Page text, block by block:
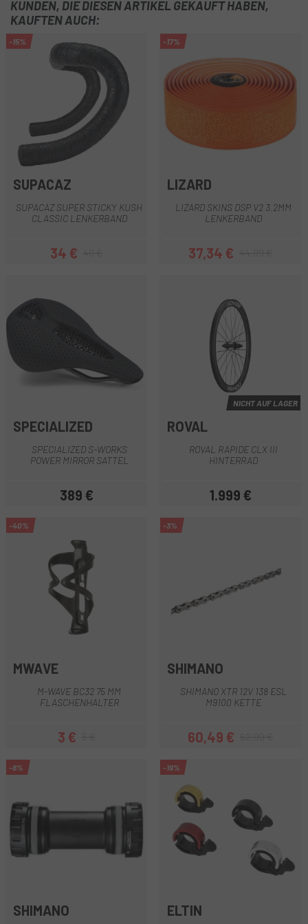
KUNDEN, DIE DIESEN ARTIKEL GEKAUFT HABEN,
KAUFTEN AUCH:
-15%
SUPACAZ
SUPACAZ SUPER STICKY KUSH
CLASSIC LENKERBAND
Preis
34 €Regulärer Preis
-17%
LIZARD
LIZARD SKINS DSP V2 3.2MM
LENKERBAND
Preis
37,34 €Regulärer Preis
SPECIALIZED
SPECIALIZED S-WORKS
POWER MIRROR SATTEL
Preis
389 €
NICHT AUF LAGER
ROVAL
ROVAL RAPIDE CLX III
HINTERRAD
Preis
1.999 €
-40%
MWAVE
M-WAVE BC32 75 MM
FLASCHENHALTER
Preis
3 €Regulärer Preis
-3%
SHIMANO
SHIMANO XTR 12V 138 ESL
M9100 KETTE
Preis
60,49 €Regulärer Preis
-8%
SHIMANO
-19%
ELTIN